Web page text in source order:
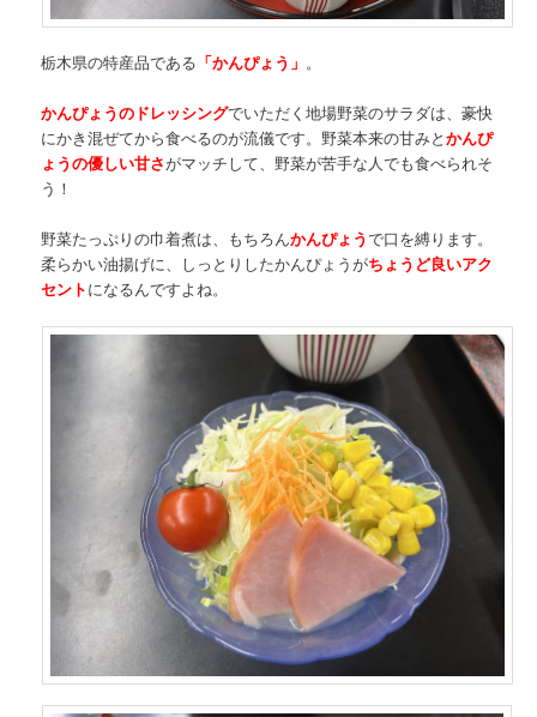
栃木県の特産品である 「かんぴょう」 。
かんぴょうのドレッシングでいただく地場野菜のサラダは、豪快
にかき混ぜてから食べるのが流儀です。野菜本来の甘みとかんぴ
ょうの優しい甘さがマッチして、野菜が苦手な人でも食べられそ
う！
野菜たっぷりの巾着煮は、もちろんかんぴょうで口を縛ります。
柔らかい油揚げに、しっとりしたかんぴょうがちょうど良いアク
セントになるんですよね。